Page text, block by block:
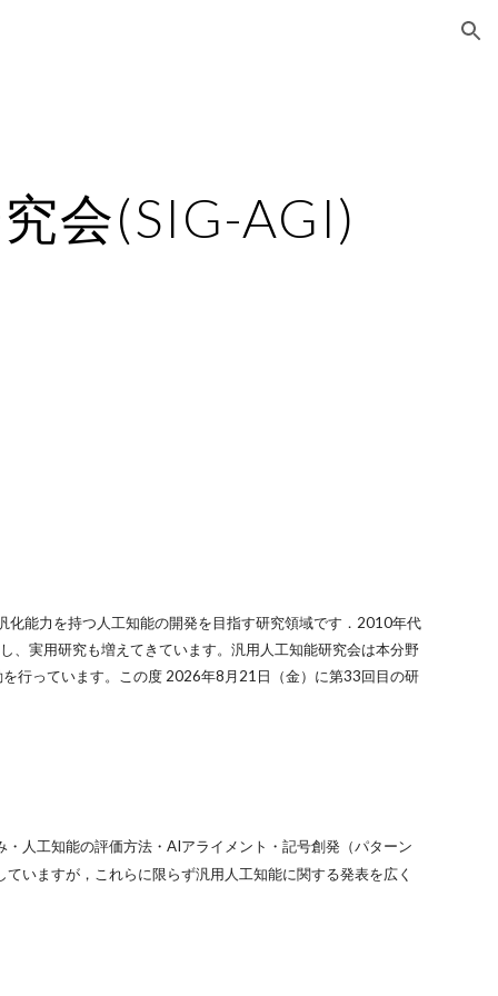
会(SIG-AGI)
能力を持つ人工知能の開発を目指す研究領域です．2010年代
、実用研究も増えてきています。汎用人工知能研究会は本分野
行っています。 この度 2026年8月21日（金）に第33回目の研
人工知能の評価方法・AIアライメント・記号創発（パターン
いますが，これらに限らず汎用人工知能に関する発表を広く